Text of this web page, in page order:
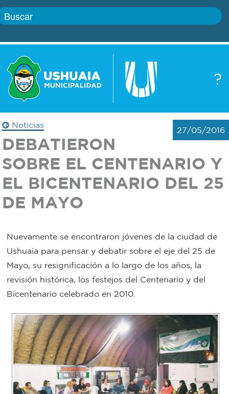
?
Boletín
Defensa
civil
Rentas
Municipal
Mi
bondi
Boleto
Gobierno
Trámites
Transparencia
Actualidad
Personal
municipal
Noticias
27/05/2016
DEBATIERON
SOBRE EL CENTENARIO Y
EL BICENTENARIO DEL 25
DE MAYO
Nuevamente se encontraron jóvenes de la ciudad de
Ushuaia para pensar y debatir sobre el eje del 25 de
Mayo, su resignificación a lo largo de los años, la
revisión histórica, los festejos del Centenario y del
Bicentenario celebrado en 2010.